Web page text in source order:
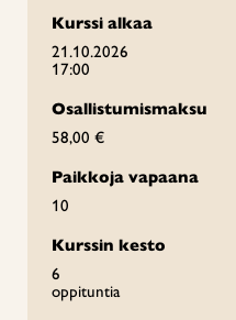
Kurssi alkaa
21.10.2026
17:00
Osallistumismaksu
58,00 €
Paikkoja vapaana
10
Kurssin kesto
6
oppituntia